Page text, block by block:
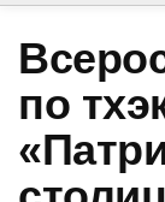
по